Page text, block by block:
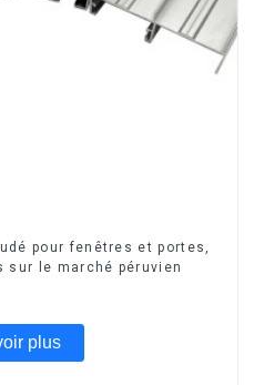
pour fenêtres et portes,
sur le marché péruvien
plus